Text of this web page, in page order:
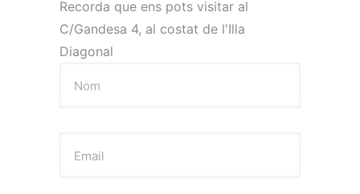
Recorda que ens pots visitar al
C/Gandesa 4, al costat de l'Illa
Diagonal
Nom
Email